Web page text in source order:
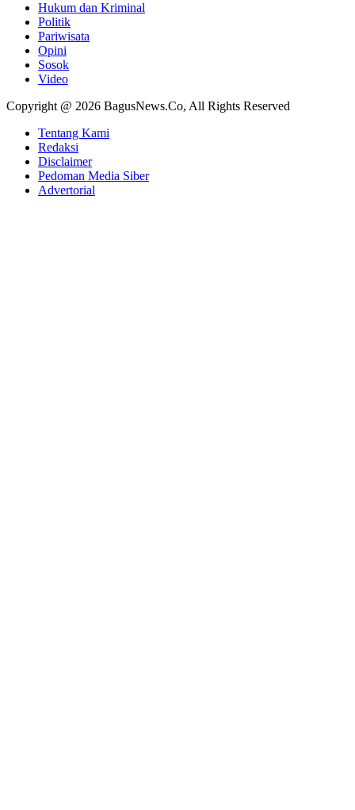
Hukum dan Kriminal
Politik
Pariwisata
Opini
Sosok
Video
Copyright @ 2026 BagusNews.Co, All Rights Reserved
Tentang Kami
Redaksi
Disclaimer
Pedoman Media Siber
Advertorial